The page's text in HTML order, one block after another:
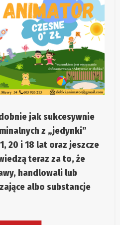
jak sukcesywnie
z „jedynki”
20 i 18 lat oraz jeszcze
teraz za to, że
handlowali lub
albo substancje